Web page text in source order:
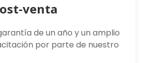
venta
de un año y un amplio
por parte de nuestro